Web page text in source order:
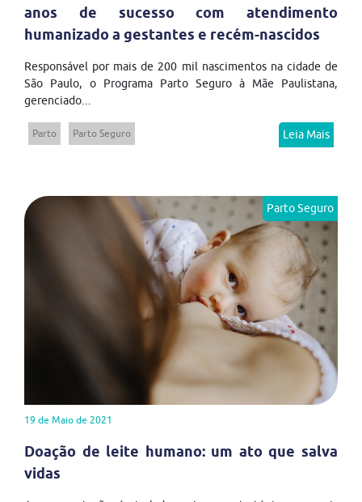
anos de sucesso com atendimento
humanizado a gestantes e recém-nascidos
Responsável por mais de 200 mil nascimentos na cidade de
São Paulo, o Programa Parto Seguro à Mãe Paulistana,
gerenciado...
Parto Parto Seguro Leia Mais
Parto Seguro
19 de Maio de 2021
Doação de leite humano: um ato que salva
vidas